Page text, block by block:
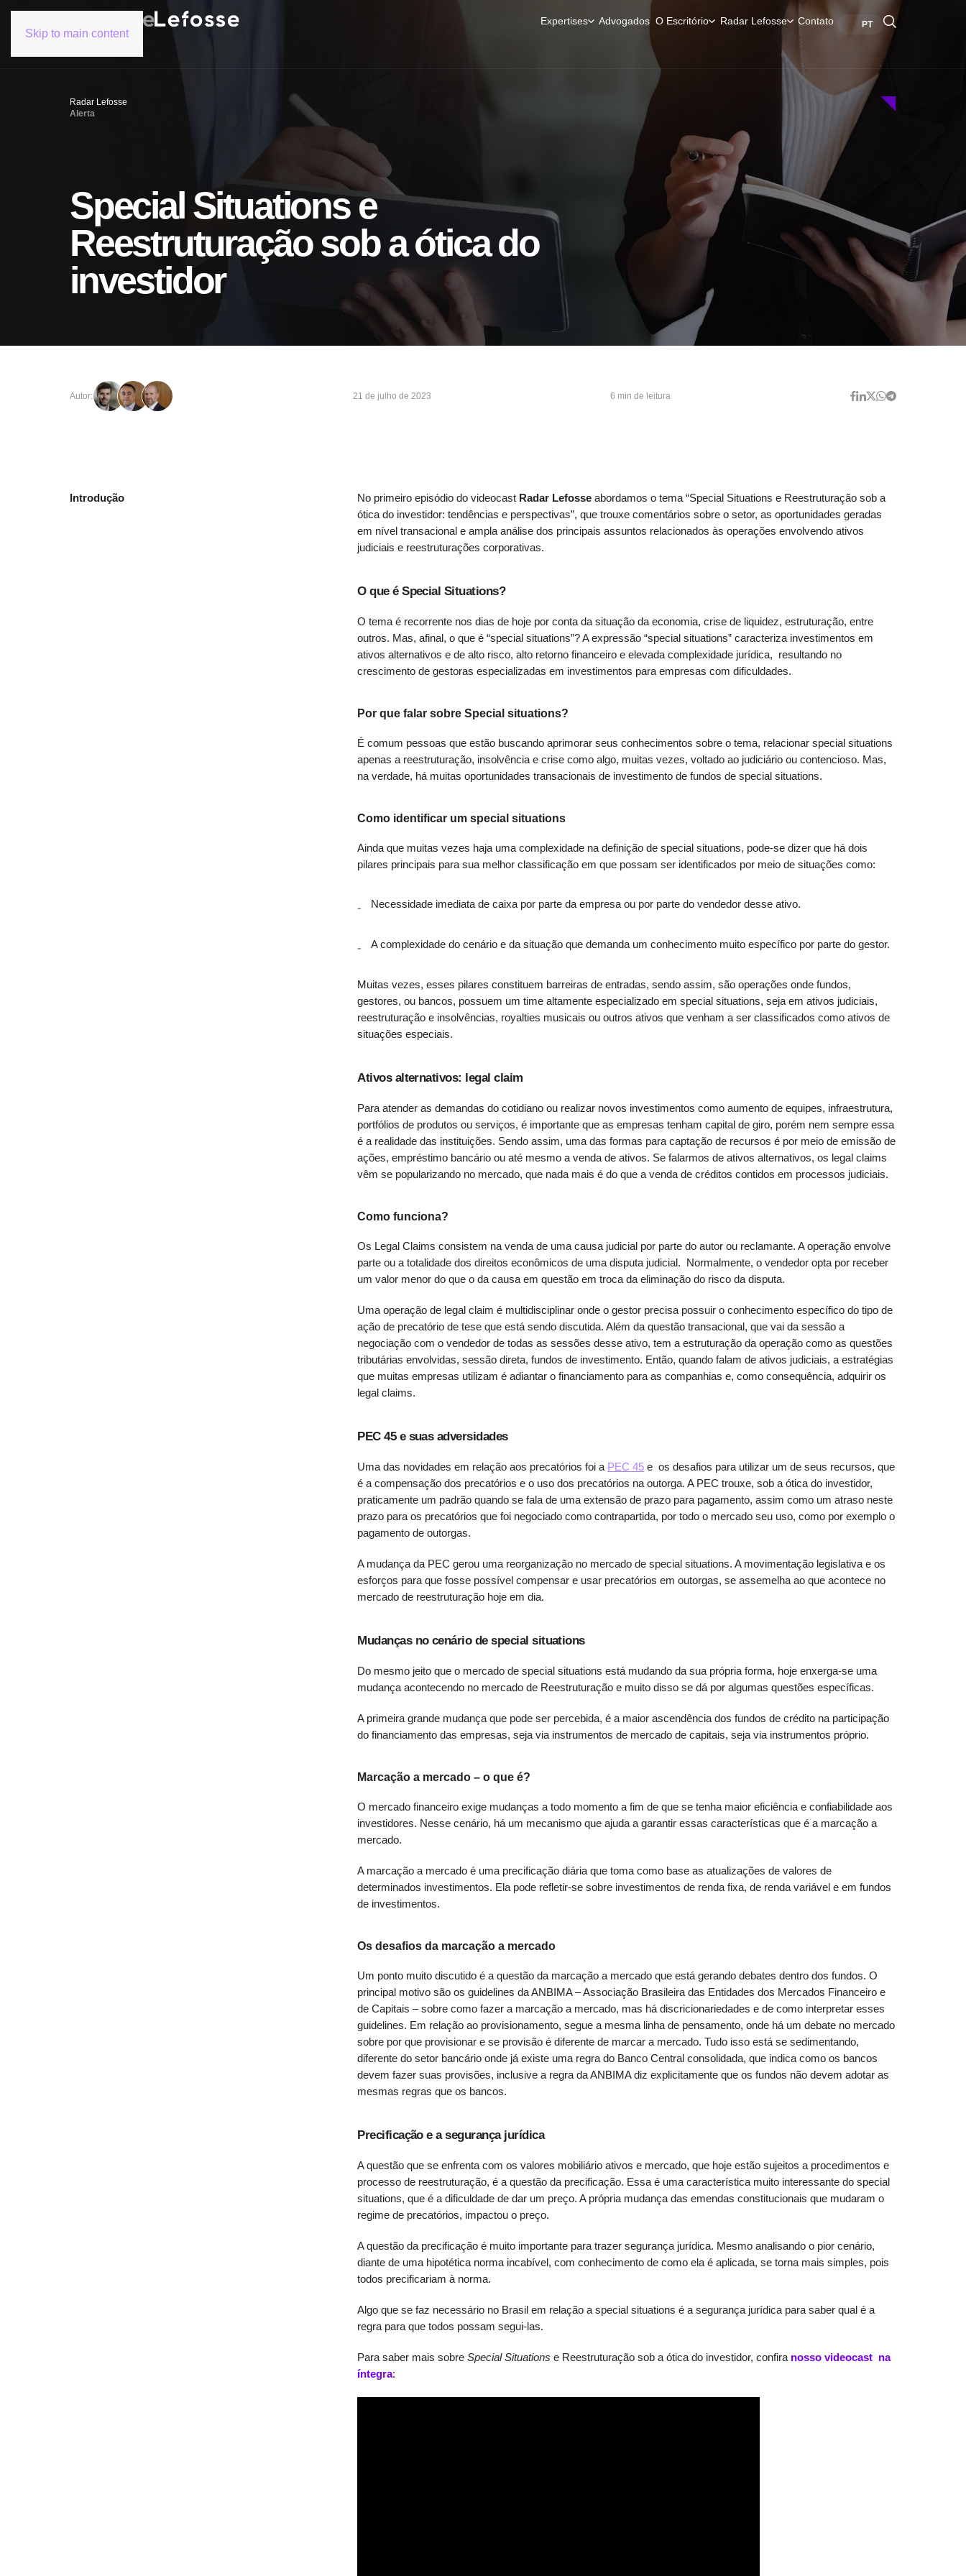
Skip to main content
Expertises Advogados O Escritório Radar Lefosse Contato PT
Radar Lefosse
Alerta
Special Situations e
Reestruturação sob a ótica do
investidor
Autor: 21 de julho de 2023 6 min de leitura
Introdução No primeiro episódio do videocast Radar Lefosse abordamos o tema “Special Situations e Reestruturação sob a
ótica do investidor: tendências e perspectivas”, que trouxe comentários sobre o setor, as oportunidades geradas
em nível transacional e ampla análise dos principais assuntos relacionados às operações envolvendo ativos
judiciais e reestruturações corporativas.
O que é Special Situations?
O tema é recorrente nos dias de hoje por conta da situação da economia, crise de liquidez, estruturação, entre
outros. Mas, afinal, o que é “special situations”? A expressão “special situations” caracteriza investimentos em
ativos alternativos e de alto risco, alto retorno financeiro e elevada complexidade jurídica, resultando no
crescimento de gestoras especializadas em investimentos para empresas com dificuldades.
Por que falar sobre Special situations?
É comum pessoas que estão buscando aprimorar seus conhecimentos sobre o tema, relacionar special situations
apenas a reestruturação, insolvência e crise como algo, muitas vezes, voltado ao judiciário ou contencioso. Mas,
na verdade, há muitas oportunidades transacionais de investimento de fundos de special situations.
Como identificar um special situations
Ainda que muitas vezes haja uma complexidade na definição de special situations, pode-se dizer que há dois
pilares principais para sua melhor classificação em que possam ser identificados por meio de situações como:
Necessidade imediata de caixa por parte da empresa ou por parte do vendedor desse ativo.
A complexidade do cenário e da situação que demanda um conhecimento muito específico por parte do gestor.
Muitas vezes, esses pilares constituem barreiras de entradas, sendo assim, são operações onde fundos,
gestores, ou bancos, possuem um time altamente especializado em special situations, seja em ativos judiciais,
reestruturação e insolvências, royalties musicais ou outros ativos que venham a ser classificados como ativos de
situações especiais.
Ativos alternativos: legal claim
Para atender as demandas do cotidiano ou realizar novos investimentos como aumento de equipes, infraestrutura,
portfólios de produtos ou serviços, é importante que as empresas tenham capital de giro, porém nem sempre essa
é a realidade das instituições. Sendo assim, uma das formas para captação de recursos é por meio de emissão de
ações, empréstimo bancário ou até mesmo a venda de ativos. Se falarmos de ativos alternativos, os legal claims
vêm se popularizando no mercado, que nada mais é do que a venda de créditos contidos em processos judiciais.
Como funciona?
Os Legal Claims consistem na venda de uma causa judicial por parte do autor ou reclamante. A operação envolve
parte ou a totalidade dos direitos econômicos de uma disputa judicial. Normalmente, o vendedor opta por receber
um valor menor do que o da causa em questão em troca da eliminação do risco da disputa.
Uma operação de legal claim é multidisciplinar onde o gestor precisa possuir o conhecimento específico do tipo de
ação de precatório de tese que está sendo discutida. Além da questão transacional, que vai da sessão a
negociação com o vendedor de todas as sessões desse ativo, tem a estruturação da operação como as questões
tributárias envolvidas, sessão direta, fundos de investimento. Então, quando falam de ativos judiciais, a estratégias
que muitas empresas utilizam é adiantar o financiamento para as companhias e, como consequência, adquirir os
legal claims.
PEC 45 e suas adversidades
Uma das novidades em relação aos precatórios foi a PEC 45 e os desafios para utilizar um de seus recursos, que
é a compensação dos precatórios e o uso dos precatórios na outorga. A PEC trouxe, sob a ótica do investidor,
praticamente um padrão quando se fala de uma extensão de prazo para pagamento, assim como um atraso neste
prazo para os precatórios que foi negociado como contrapartida, por todo o mercado seu uso, como por exemplo o
pagamento de outorgas.
A mudança da PEC gerou uma reorganização no mercado de special situations. A movimentação legislativa e os
esforços para que fosse possível compensar e usar precatórios em outorgas, se assemelha ao que acontece no
mercado de reestruturação hoje em dia.
Mudanças no cenário de special situations
Do mesmo jeito que o mercado de special situations está mudando da sua própria forma, hoje enxerga-se uma
mudança acontecendo no mercado de Reestruturação e muito disso se dá por algumas questões específicas.
A primeira grande mudança que pode ser percebida, é a maior ascendência dos fundos de crédito na participação
do financiamento das empresas, seja via instrumentos de mercado de capitais, seja via instrumentos próprio.
Marcação a mercado – o que é?
O mercado financeiro exige mudanças a todo momento a fim de que se tenha maior eficiência e confiabilidade aos
investidores. Nesse cenário, há um mecanismo que ajuda a garantir essas características que é a marcação a
mercado.
A marcação a mercado é uma precificação diária que toma como base as atualizações de valores de
determinados investimentos. Ela pode refletir-se sobre investimentos de renda fixa, de renda variável e em fundos
de investimentos.
Os desafios da marcação a mercado
Um ponto muito discutido é a questão da marcação a mercado que está gerando debates dentro dos fundos. O
principal motivo são os guidelines da ANBIMA – Associação Brasileira das Entidades dos Mercados Financeiro e
de Capitais – sobre como fazer a marcação a mercado, mas há discricionariedades e de como interpretar esses
guidelines. Em relação ao provisionamento, segue a mesma linha de pensamento, onde há um debate no mercado
sobre por que provisionar e se provisão é diferente de marcar a mercado. Tudo isso está se sedimentando,
diferente do setor bancário onde já existe uma regra do Banco Central consolidada, que indica como os bancos
devem fazer suas provisões, inclusive a regra da ANBIMA diz explicitamente que os fundos não devem adotar as
mesmas regras que os bancos.
Precificação e a segurança jurídica
A questão que se enfrenta com os valores mobiliário ativos e mercado, que hoje estão sujeitos a procedimentos e
processo de reestruturação, é a questão da precificação. Essa é uma característica muito interessante do special
situations, que é a dificuldade de dar um preço. A própria mudança das emendas constitucionais que mudaram o
regime de precatórios, impactou o preço.
A questão da precificação é muito importante para trazer segurança jurídica. Mesmo analisando o pior cenário,
diante de uma hipotética norma incabível, com conhecimento de como ela é aplicada, se torna mais simples, pois
todos precificariam à norma.
Algo que se faz necessário no Brasil em relação a special situations é a segurança jurídica para saber qual é a
regra para que todos possam segui-las.
Para saber mais sobreSpecial Situations e Reestruturação sob a ótica do investidor, confira nosso videocast na
íntegra: